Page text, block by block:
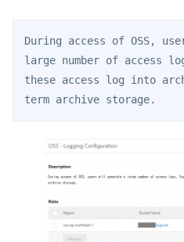
During access of OSS,
large number of access
these access log into
term archive storage.